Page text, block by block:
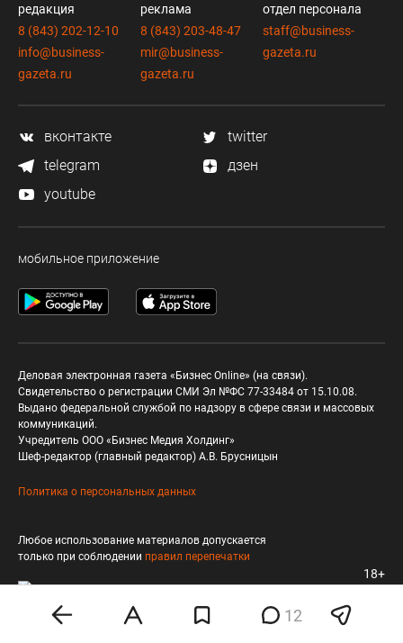
12
редакция
8 (843) 202-12-10
info@business-
gazeta.ru
реклама
8 (843) 203-48-47
mir@business-
gazeta.ru
отдел персонала
staff@business-
gazeta.ru
вконтакте
twitter
telegram
дзен
youtube
мобильное приложение
Деловая электронная газета «Бизнес Online» (на связи).
Свидетельство о регистрации СМИ Эл №ФС 77-33484 от 15.10.08.
Выдано федеральной службой по надзору в сфере связи и массовых
коммуникаций.
Учредитель ООО «Бизнес Медия Холдинг»
Шеф-редактор (главный редактор) А.В. Брусницын
Политика о персональных данных
Любое использование материалов допускается
только при соблюдении правил перепечатки
18+